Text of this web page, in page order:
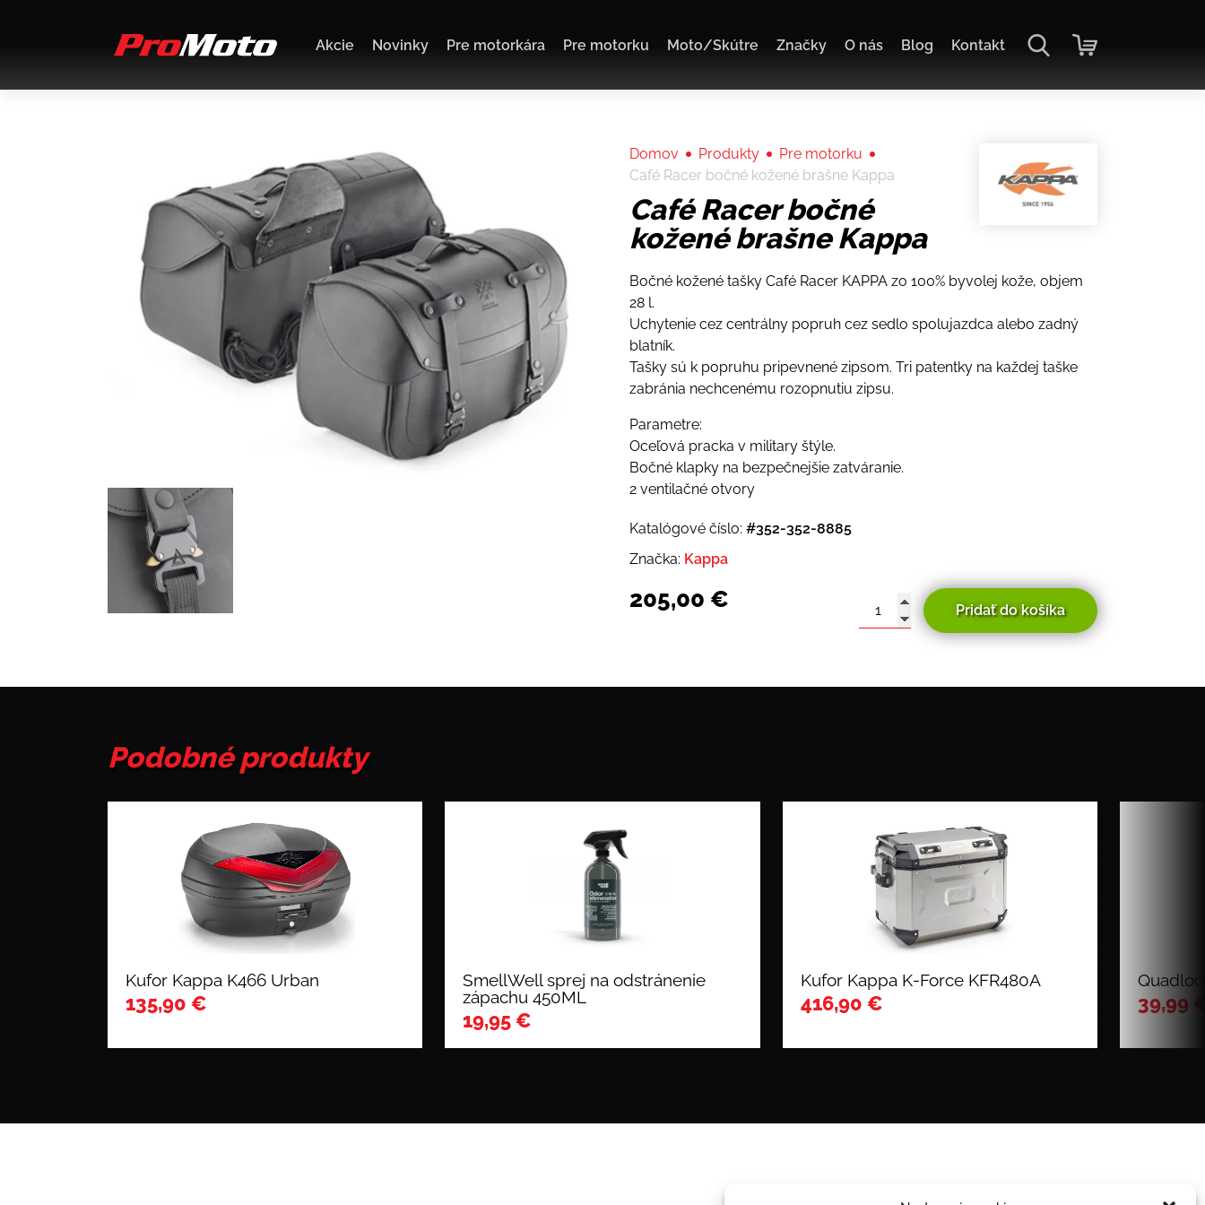
Akcie Novinky Pre motorkára Pre motorku Moto/Skútre Značky O nás Blog Kontakt
Domov Produkty
Pre motorku
Café Racer bočné kožené brašne Kappa
Café Racer bočné
kožené brašne Kappa
Bočné kožené tašky Café Racer KAPPA zo 100% byvolej kože, objem
28 l.
Uchytenie cez centrálny popruh cez sedlo spolujazdca alebo zadný
blatník.
Tašky sú k popruhu pripevnené zipsom. Tri patentky na každej taške
zabránia nechcenému rozopnutiu zipsu.
Parametre:
Oceľová pracka v military štýle.
Bočné klapky na bezpečnejšie zatváranie.
2 ventilačné otvory
Katalógové číslo: #352-352-8885
Značka: Kappa
205,00 €
množstvo
bočné
Pridať do košíka
Podobné produkty
Kufor Kappa K466 Urban
135,90 €
SmellWell sprej na odstránenie
zápachu 450ML
19,95 €
Kufor Kappa K-Force KFR480A
416,90 € 39,99